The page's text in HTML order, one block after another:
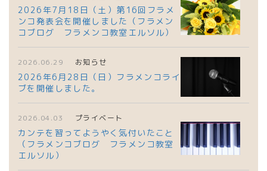
2026年7月18日（土）第16回フラメ
ンコ発表会を開催しました（フラメン
コブログ フラメンコ教室エルソル）
2026.06.29 お知らせ
2026年6月28日（日）フラメンコライ
ブを開催しました。
2026.04.03 プライベート
カンテを習ってようやく気付いたこと
（フラメンコブログ フラメンコ教室
エルソル）